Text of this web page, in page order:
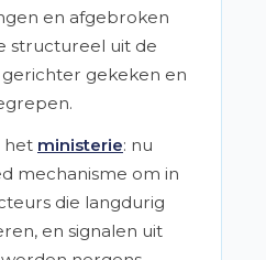
en afgebroken
structureel uit de
gekeken en
het ministerie: nu
mechanisme om in
die langdurig
en signalen uit